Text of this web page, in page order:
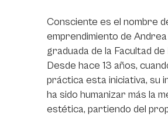
Consciente es el nombre
emprendimiento de Andrea
graduada de la Facultad de
Desde hace 13 años,
práctica esta iniciativa, su
ha sido humanizar más la
estética, partiendo del